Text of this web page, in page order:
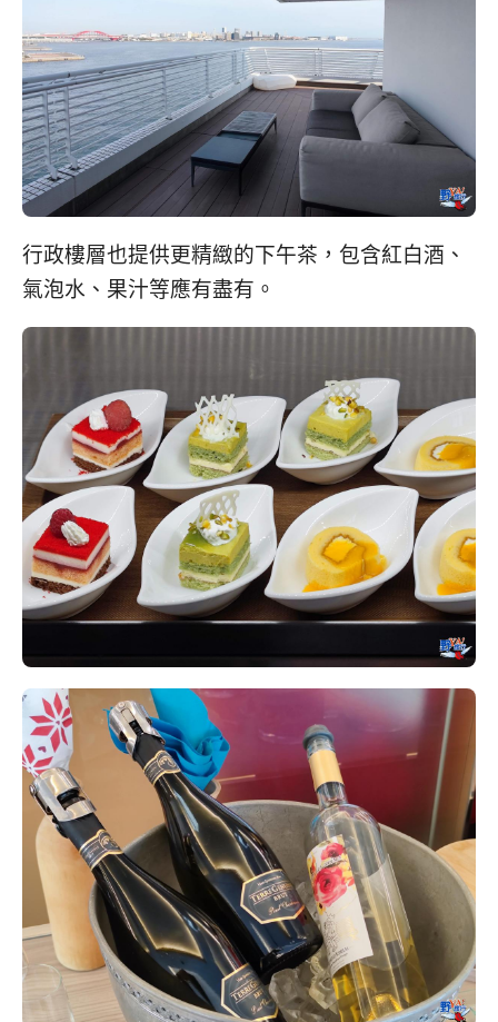
行政樓層也提供更精緻的下午茶，包含紅白酒、
氣泡水、果汁等應有盡有。